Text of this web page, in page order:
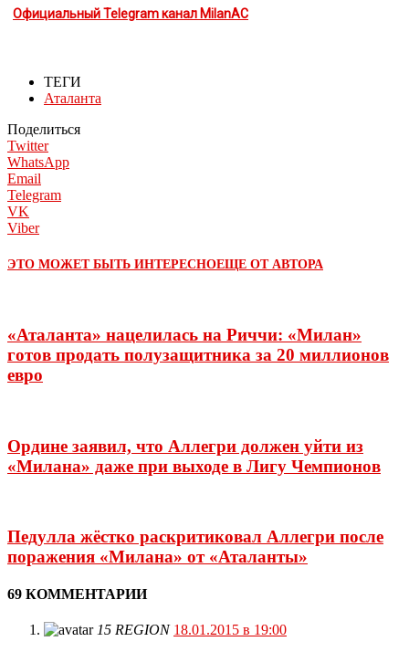
Официальный Telegram канал MilanAC
ТЕГИ
Аталанта
Поделиться
Twitter
WhatsApp
Email
Telegram
VK
Viber
ЭТО МОЖЕТ БЫТЬ ИНТЕРЕСНОЕЩЕ ОТ АВТОРА
«Аталанта» нацелилась на Риччи: «Милан»
готов продать полузащитника за 20 миллионов
евро
Ордине заявил, что Аллегри должен уйти из
«Милана» даже при выходе в Лигу Чемпионов
Педулла жёстко раскритиковал Аллегри после
поражения «Милана» от «Аталанты»
69 КОММЕНТАРИИ
15 REGION 18.01.2015 в 19:00